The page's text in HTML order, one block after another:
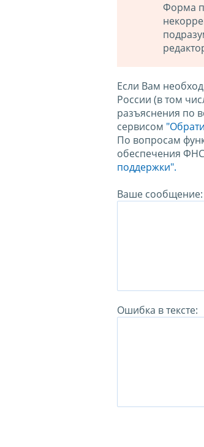
Форма
Если Вам
России (в том
разъяснения по
сервисом
По вопросам
обеспечения
поддержки".
Ваше сообщение:
Ошибка в тексте: